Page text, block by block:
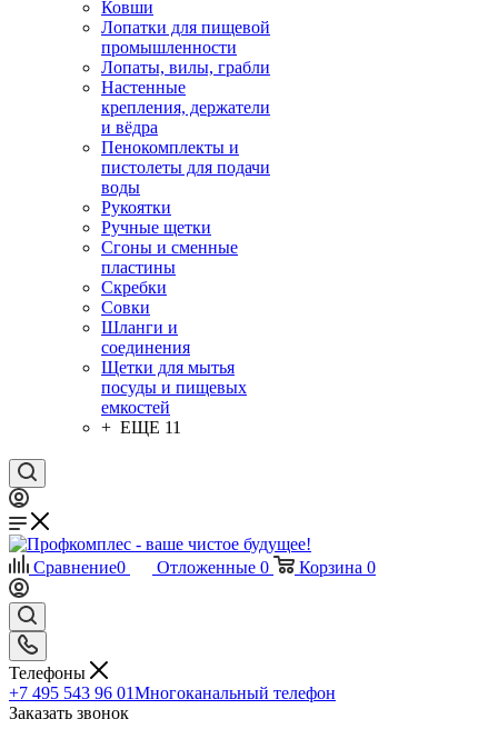
Ковши
Лопатки для пищевой
промышленности
Лопаты, вилы, грабли
Настенные
крепления, держатели
и вёдра
Пенокомплекты и
пистолеты для подачи
воды
Рукоятки
Ручные щетки
Сгоны и сменные
пластины
Скребки
Совки
Шланги и
соединения
Щетки для мытья
посуды и пищевых
емкостей
+ ЕЩЕ 11
Сравнение0 Отложенные 0 Корзина 0
Телефоны
+7 495 543 96 01Многоканальный телефон
Заказать звонок